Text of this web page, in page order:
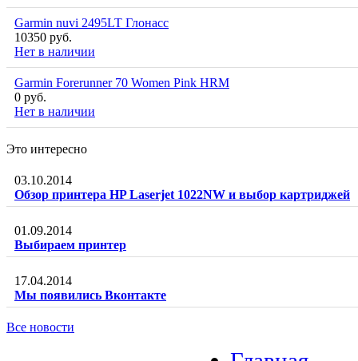
Garmin nuvi 2495LT Глонасс
10350 руб.
Нет в наличии
Garmin Forerunner 70 Women Pink HRM
0 руб.
Нет в наличии
Это интересно
03.10.2014
Обзор принтера HP Laserjet 1022NW и выбор картриджей
01.09.2014
Выбираем принтер
17.04.2014
Мы появились Вконтакте
Все новости